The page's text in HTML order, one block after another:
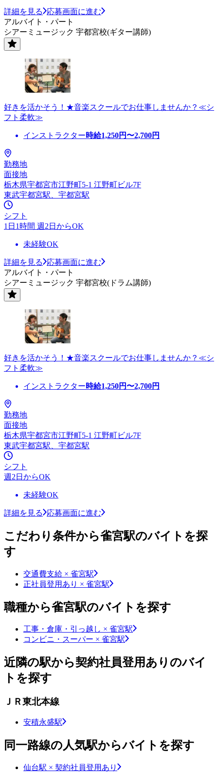
詳細を見る
応募画面に進む
アルバイト・パート
シアーミュージック 宇都宮校(ギター講師)
好きを活かそう！★音楽スクールでお仕事しませんか？≪シ
フト柔軟≫
インストラクター時給1,250円〜2,700円
勤務地
面接地
栃木県宇都宮市江野町5-1 江野町ビル7F
東武宇都宮駅、宇都宮駅
シフト
1日1時間 週2日からOK
未経験OK
詳細を見る
応募画面に進む
アルバイト・パート
シアーミュージック 宇都宮校(ドラム講師)
好きを活かそう！★音楽スクールでお仕事しませんか？≪シ
フト柔軟≫
インストラクター時給1,250円〜2,700円
勤務地
面接地
栃木県宇都宮市江野町5-1 江野町ビル7F
東武宇都宮駅、宇都宮駅
シフト
週2日からOK
未経験OK
詳細を見る 応募画面に進む
こだわり条件から雀宮駅のバイトを探
す
交通費支給 × 雀宮駅
正社員登用あり × 雀宮駅
職種から雀宮駅のバイトを探す
工事・倉庫・引っ越し × 雀宮駅
コンビニ・スーパー × 雀宮駅
近隣の駅から契約社員登用ありのバイ
トを探す
ＪＲ東北本線
安積永盛駅
同一路線の人気駅からバイトを探す
仙台駅 × 契約社員登用あり